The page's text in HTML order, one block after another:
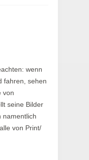
wenn
fahren, sehen
von
seine Bilder
namentlich
von Print/